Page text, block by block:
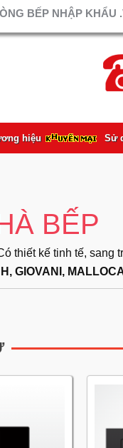
BẾP NHẬP KHẨU
hiệu Sử
BẾP
thiết kế tinh tế, sang
GIOVANI,